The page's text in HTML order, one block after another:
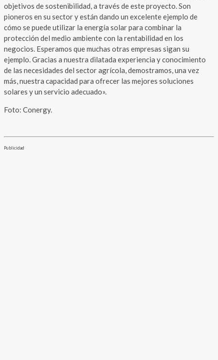
objetivos de sostenibilidad, a través de este proyecto. Son
pioneros en su sector y están dando un excelente ejemplo de
cómo se puede utilizar la energía solar para combinar la
protección del medio ambiente con la rentabilidad en los
negocios. Esperamos que muchas otras empresas sigan su
ejemplo. Gracias a nuestra dilatada experiencia y conocimiento
de las necesidades del sector agrícola, demostramos, una vez
más, nuestra capacidad para ofrecer las mejores soluciones
solares y un servicio adecuado».
Foto: Conergy.
Publicidad